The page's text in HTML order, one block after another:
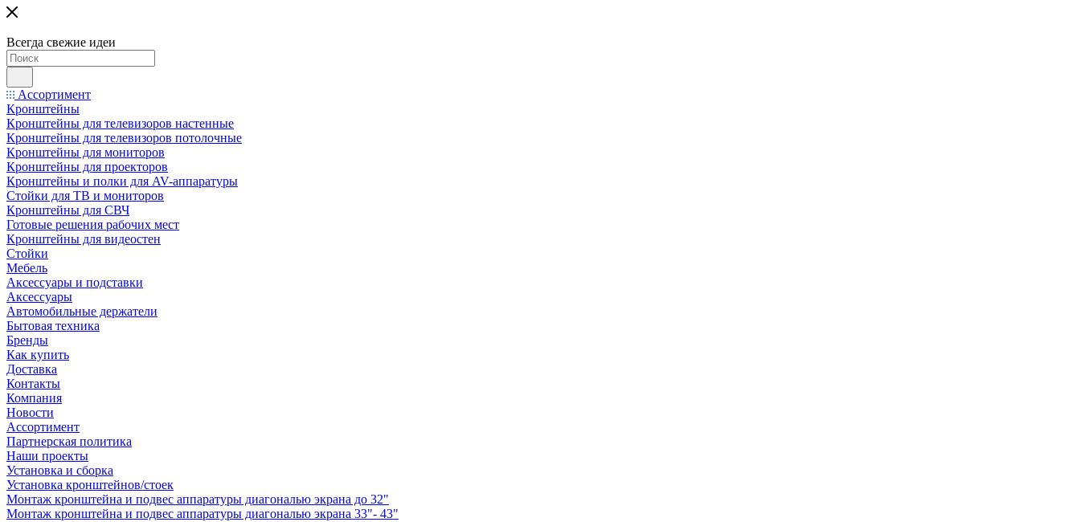
Всегда свежие идеи
Ассортимент
Кронштейны
Кронштейны для телевизоров настенные
Кронштейны для телевизоров потолочные
Кронштейны для мониторов
Кронштейны для проекторов
Кронштейны и полки для AV-аппаратуры
Стойки для ТВ и мониторов
Кронштейны для СВЧ
Готовые решения рабочих мест
Кронштейны для видеостен
Стойки
Мебель
Аксессуары и подставки
Аксессуары
Автомобильные держатели
Бытовая техника
Бренды
Как купить
Доставка
Контакты
Компания
Новости
Ассортимент
Партнерская политика
Наши проекты
Установка и сборка
Установка кронштейнов/стоек
Монтаж кронштейна и подвес аппаратуры диагональю экрана до 32"
Монтаж кронштейна и подвес аппаратуры диагональю экрана 33"- 43"